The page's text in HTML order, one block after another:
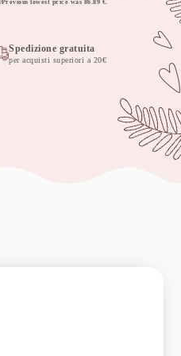
Previous lowest price was 86.89 €.
Spedizione gratuita
per acquisti superiori a 20€